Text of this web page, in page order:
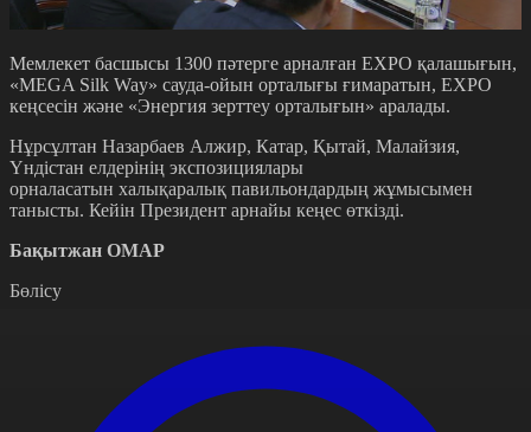
Мемлекет басшысы 1300 пәтерге арналған EXPO қалашығын,
«MEGA Silk Way» сауда-ойын орталығы ғимаратын, EXPO
кеңсесін және «Энергия зерттеу орталығын» аралады.
Нұрсұлтан Назарбаев Алжир, Катар, Қытай, Малайзия,
Үндістан елдерінің экспозициялары
орналасатын халықаралық павильондардың жұмысымен
танысты. Кейін Президент арнайы кеңес өткізді.
Бақытжан ОМАР
Бөлісу